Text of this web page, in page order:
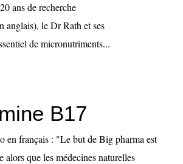
ans de recherche
anglais), le Dr Rath et ses
de micronutriments...
B17
en français : "Le but de Big pharma est
alors que les médecines naturelles